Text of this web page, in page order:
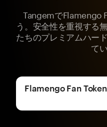
TangemでFlamengo
う。安全性を重視する
たちのプレミアムハー
て
Flamengo Fan